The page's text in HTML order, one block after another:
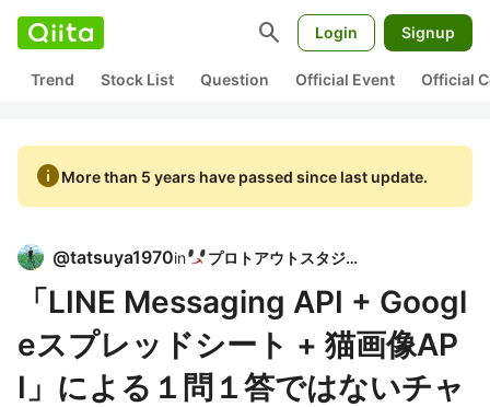
search Login Signup
Trend Stock List Question Official Event Official
infoMore than 5 years have passed since last update.
@tatsuya1970in プロトアウトスタジオ
「LINE Messaging API + Googl
eスプレッドシート + 猫画像AP
I」による１問１答ではないチャ